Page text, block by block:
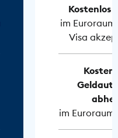
Kostenlos
im
Visa
im